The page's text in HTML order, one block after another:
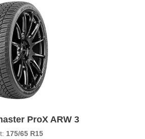
ProX ARW 3
175/65 R15